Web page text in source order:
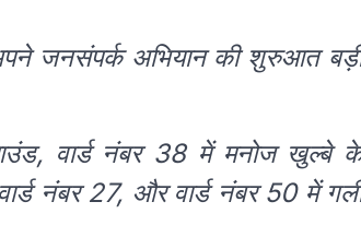
जनसंपर्क अभियान की शुरुआत
वार्ड नंबर 38 में मनोज खुल्बे
नंबर 27, और वार्ड नंबर 50 में